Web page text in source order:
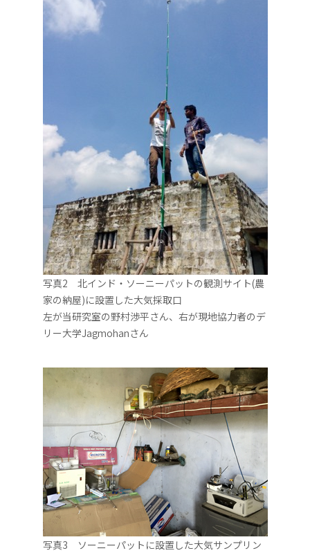
写真2 北インド・ソーニーパットの観測サイト(農
家の納屋)に設置した大気採取口
左が当研究室の野村渉平さん、右が現地協力者のデ
リー大学Jagmohanさん
写真3 ソーニーパットに設置した大気サンプリン